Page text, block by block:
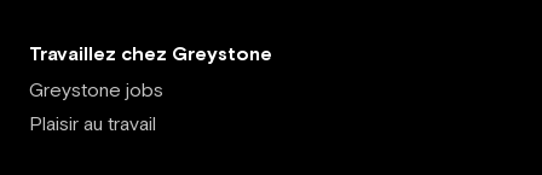
Travaillez chez Greystone
Greystone jobs
Plaisir au travail